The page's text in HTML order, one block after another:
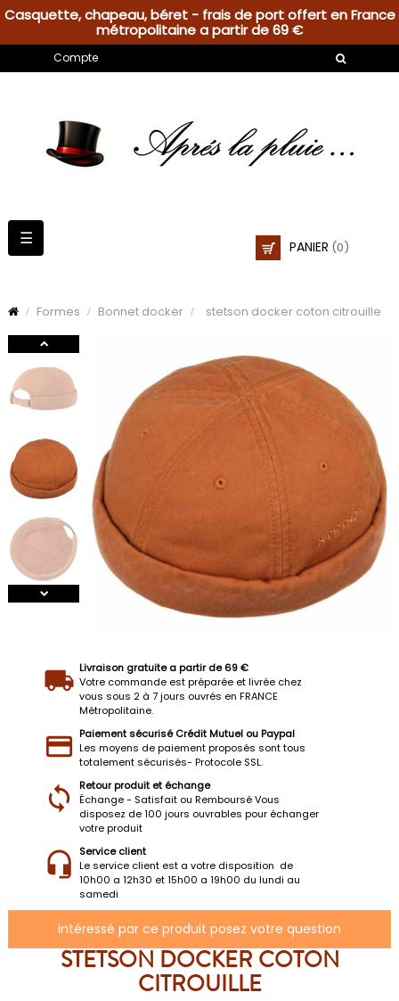
Casquette, chapeau, béret - frais de port offert en France
métropolitaine a partir de 69 €
Compte
PANIER (0)
Basculer
la
☰
Formes Bonnet docker stetson docker coton citrouille
Livraison gratuite a partir de 69 €
Votre commande est préparée et livrée chez
vous sous 2 à 7 jours ouvrés en FRANCE
Métropolitaine.
Paiement sécurisé Crédit Mutuel ou Paypal
Les moyens de paiement proposés sont tous
totalement sécurisés- Protocole SSL.
Retour produit et échange
Échange - Satisfait ou Remboursé Vous
disposez de 100 jours ouvrables pour échanger
votre produit
Service client
Le service client est a votre disposition de
10h00 a 12h30 et 15h00 a 19h00 du lundi au
samedi
intéressé par ce produit posez votre question
STETSON DOCKER COTON
CITROUILLE